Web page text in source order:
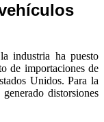
industria ha puesto
de importaciones de
Unidos. Para la
distorsiones